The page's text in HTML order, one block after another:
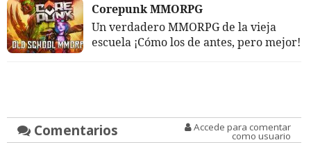
Corepunk MMORPG
Un verdadero MMORPG de la vieja
escuela ¡Cómo los de antes, pero mejor!
Comentarios Accede para comentar
como usuario